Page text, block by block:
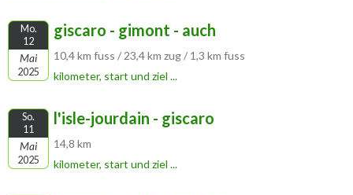
Mo.
12
Mai
2025
giscaro - gimont - auch
10,4 km fuss / 23,4 km zug / 1,3 km fuss
kilometer, start und ziel ...
So.
11
Mai
2025
l'isle-jourdain - giscaro
14,8 km
kilometer, start und ziel ...